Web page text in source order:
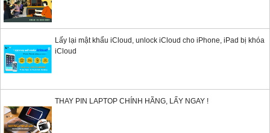
Lấy lại mật khẩu iCloud, unlock iCloud cho iPhone, iPad bị khóa
iCloud
THAY PIN LAPTOP CHÍNH HÃNG, LẤY NGAY !